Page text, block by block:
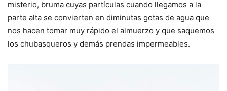
misterio, bruma cuyas partículas cuando llegamos a la
parte alta se convierten en diminutas gotas de agua que
nos hacen tomar muy rápido el almuerzo y que saquemos
los chubasqueros y demás prendas impermeables.